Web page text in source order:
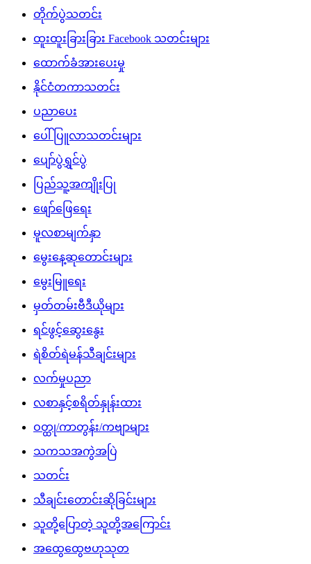
တိုက်ပွဲသတင်း
ထူးထူးခြားခြား Facebook သတင်းများ
ထောက်ခံအားပေးမှု
နိုင်ငံတကာသတင်း
ပညာပေး
ပေါ်ပြူလာသတင်းများ
ပျော်ပွဲရွှင်ပွဲ
ပြည်သူ့အကျိုးပြု
ဖျော်ဖြေရေး
မူလစာမျက်နှာ
မွေးနေ့ဆုတောင်းများ
မွေးမြူရေး
မှတ်တမ်းဗီဒီယိုများ
ရင်ဖွင့်ဆွေးနွေး
ရဲစိတ်ရဲမန်သီချင်းများ
လက်မှုပညာ
လစာနှင့်စရိတ်နှုန်းထား
ဝတ္ထု/ကာတွန်း/ကဗျာများ
သကသအကွဲအပြဲ
သတင်း
သီချင်းတောင်းဆိုခြင်းများ
သူတို့ပြောတဲ့ သူတို့အကြောင်း
အထွေထွေဗဟုသုတ